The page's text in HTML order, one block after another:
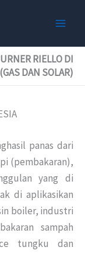
RIELLO DI
DAN SOLAR)
panas dari
(pembakaran),
yang di
di aplikasikan
boiler, industri
sampah
tungku dan